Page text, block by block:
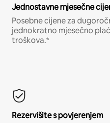
Jednostavne mjesečne
Posebne cijene za
jednokratno mjesečno
troškova.*
Rezervišite s povjerenjem